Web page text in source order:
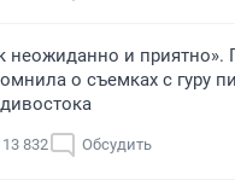
неожиданно и приятно».
о съемках с гуру
13 832 Обсудить